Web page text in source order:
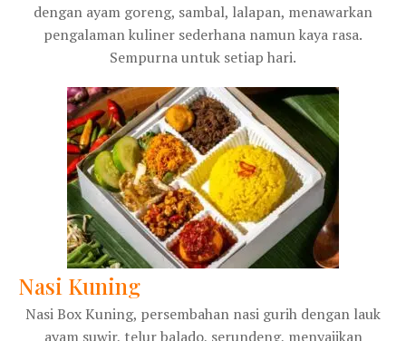
dengan ayam goreng, sambal, lalapan, menawarkan
pengalaman kuliner sederhana namun kaya rasa.
Sempurna untuk setiap hari.
Nasi Kuning
Nasi Box Kuning, persembahan nasi gurih dengan lauk
ayam suwir, telur balado, serundeng, menyajikan